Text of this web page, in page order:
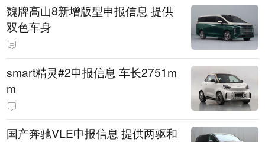
魏牌高山8新增版型申报信息 提供
双色车身
smart精灵#2申报信息 车长2751m
m
国产奔驰VLE申报信息 提供两驱和